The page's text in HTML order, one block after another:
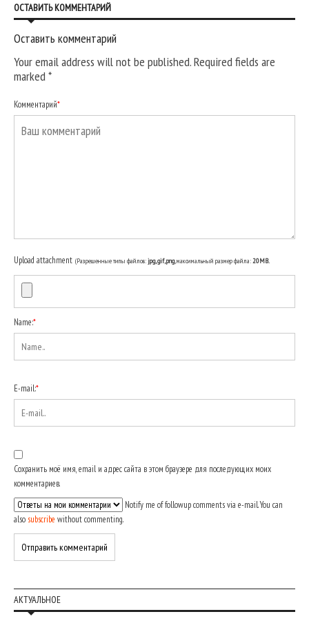
ОСТАВИТЬ КОММЕНТАРИЙ
Оставить комментарий
Your email address will not be published. Required fields are
marked*
Комментарий*
Upload attachment (Разрешенные типы файлов:jpg, gif, png, максимальный размер файла:20MB.
Name:*
E-mail:*
Сохранить моё имя, email и адрес сайта в этом браузере для последующих моих
комментариев.
Notify me of followup comments via e-mail. You can
also subscribe without commenting.
АКТУАЛЬНОЕ